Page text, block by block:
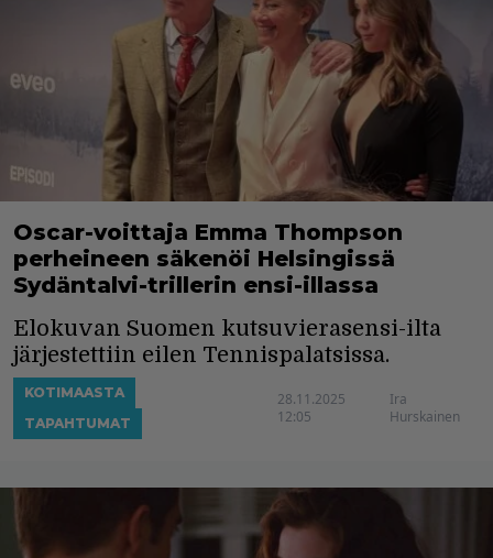
Oscar-voittaja Emma Thompson
perheineen säkenöi Helsingissä
Sydäntalvi-trillerin ensi-illassa
Elokuvan Suomen kutsuvierasensi-ilta
järjestettiin eilen Tennispalatsissa.
KOTIMAASTA
TAPAHTUMAT
28.11.2025
12:05
Ira
Hurskainen